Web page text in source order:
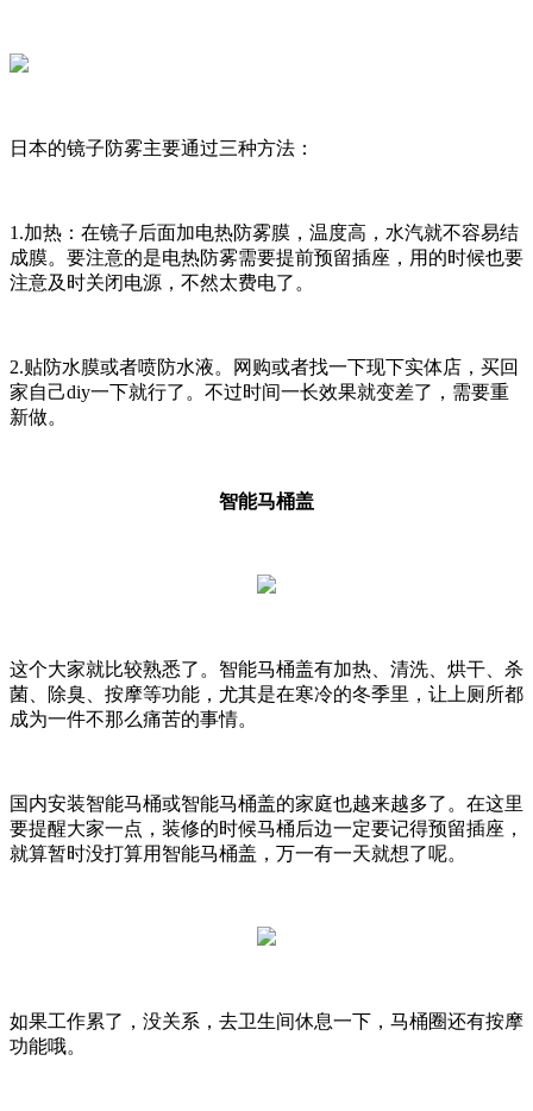
日本的镜子防雾主要通过三种方法：
1.加热：在镜子后面加电热防雾膜，温度高，水汽就不容易结
成膜。要注意的是电热防雾需要提前预留插座，用的时候也要
注意及时关闭电源，不然太费电了。
2.贴防水膜或者喷防水液。网购或者找一下现下实体店，买回
家自己diy一下就行了。不过时间一长效果就变差了，需要重
新做。
智能马桶盖
这个大家就比较熟悉了。智能马桶盖有加热、清洗、烘干、杀
菌、除臭、按摩等功能，尤其是在寒冷的冬季里，让上厕所都
成为一件不那么痛苦的事情。
国内安装智能马桶或智能马桶盖的家庭也越来越多了。在这里
要提醒大家一点，装修的时候马桶后边一定要记得预留插座，
就算暂时没打算用智能马桶盖，万一有一天就想了呢。
如果工作累了，没关系，去卫生间休息一下，马桶圈还有按摩
功能哦。